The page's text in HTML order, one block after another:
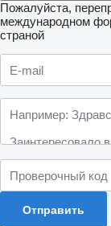
Пожалуйста,
международном
страной